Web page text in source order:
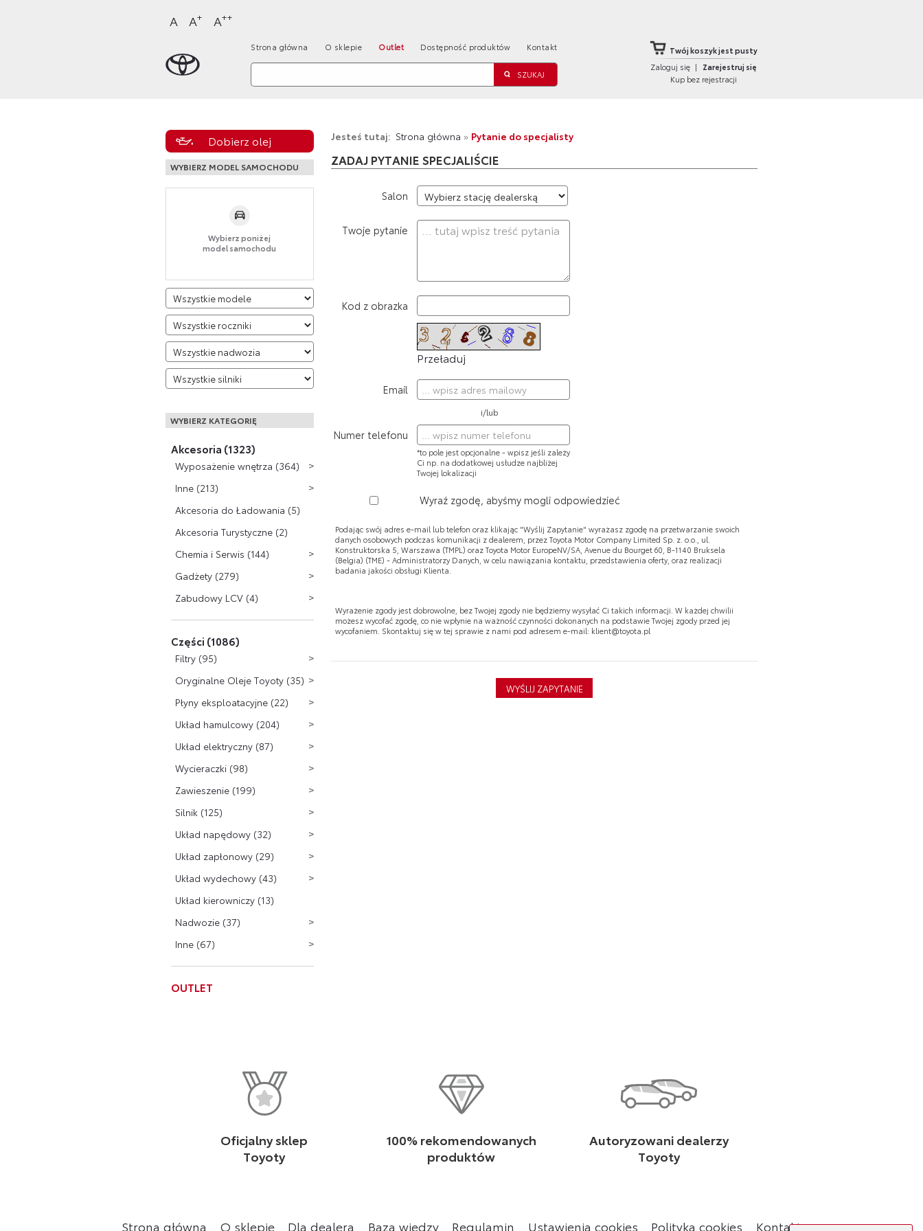
do
strony
do
menu
do
treści
do
strony
A A+ A++
Strona główna O sklepie Outlet Dostępność produktów Kontakt
Twój koszyk jest pusty
Zaloguj się |
Zarejestruj się
Kup bez rejestracji
Dobierz olej
WYBIERZ MODEL SAMOCHODU
Wybierz poniżej
model samochodu
WYBIERZ KATEGORIĘ
Akcesoria (1323)
Wyposażenie wnętrza (364)
Inne (213)
Akcesoria do Ładowania (5)
Akcesoria Turystyczne (2)
Chemia i Serwis (144)
Gadżety (279)
Zabudowy LCV (4)
Części (1086)
Filtry (95)
Oryginalne Oleje Toyoty (35)
Płyny eksploatacyjne (22)
Układ hamulcowy (204)
Układ elektryczny (87)
Wycieraczki (98)
Zawieszenie (199)
Silnik (125)
Układ napędowy (32)
Układ zapłonowy (29)
Układ wydechowy (43)
Układ kierowniczy (13)
Nadwozie (37)
Inne (67)
OUTLET
Jesteś tutaj: Strona główna » Pytanie do specjalisty
ZADAJ PYTANIE SPECJALIŚCIE
Salon
Twoje pytanie
Kod z obrazka
Przeładuj
Email
i/lub
Numer telefonu
*to pole jest opcjonalne - wpisz jeśli zależy
Ci np. na dodatkowej usłudze najbliżej
Twojej lokalizacji
Wyraź zgodę, abyśmy mogli odpowiedzieć
Podając swój adres e-mail lub telefon oraz klikając "Wyślij Zapytanie" wyrażasz zgodę na przetwarzanie swoich
danych osobowych podczas komunikacji z dealerem, przez Toyota Motor Company Limited Sp. z. o.o., ul.
Konstruktorska 5, Warszawa (TMPL) oraz Toyota Motor EuropeNV/SA, Avenue du Bourget 60, B-1140 Bruksela
(Belgia) (TME) - Administratorzy Danych, w celu nawiązania kontaktu, przedstawienia oferty, oraz realizacji
badania jakości obsługi Klienta.
Wyrażenie zgody jest dobrowolne, bez Twojej zgody nie będziemy wysyłać Ci takich informacji. W każdej chwilii
możesz wycofać zgodę, co nie wpłynie na ważność czynności dokonanych na podstawie Twojej zgody przed jej
wycofaniem. Skontaktuj się w tej sprawie z nami pod adresem e-mail: klient@toyota.pl
Oficjalny sklep
Toyoty
100% rekomendowanych
produktów
Autoryzowani dealerzy
Toyoty
Strona główna O sklepie Dla dealera Baza wiedzy Regulamin Ustawienia cookies Polityka cookies Kontakt